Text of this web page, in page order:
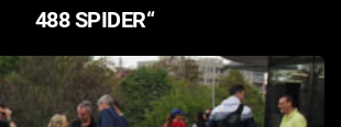
488 SPIDER“